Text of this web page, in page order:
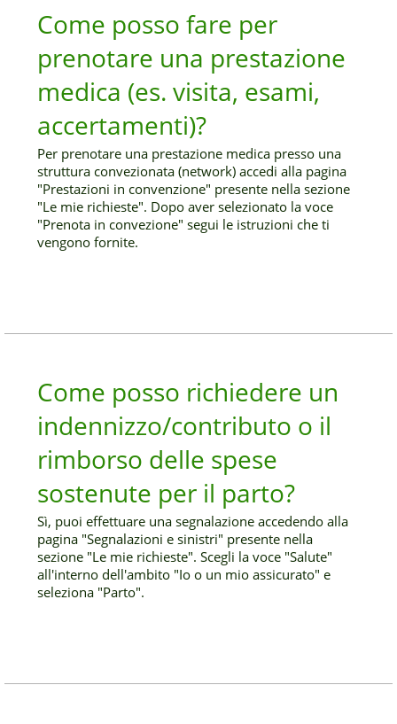
Come posso fare per
prenotare una prestazione
medica (es. visita, esami,
accertamenti)?
Per prenotare una prestazione medica presso una
struttura convezionata (network) accedi alla pagina
"Prestazioni in convenzione" presente nella sezione
"Le mie richieste". Dopo aver selezionato la voce
"Prenota in convezione" segui le istruzioni che ti
vengono fornite.
Come posso richiedere un
indennizzo/contributo o il
rimborso delle spese
sostenute per il parto?
Sì, puoi effettuare una segnalazione accedendo alla
pagina "Segnalazioni e sinistri" presente nella
sezione "Le mie richieste". Scegli la voce "Salute"
all'interno dell'ambito "Io o un mio assicurato" e
seleziona "Parto".